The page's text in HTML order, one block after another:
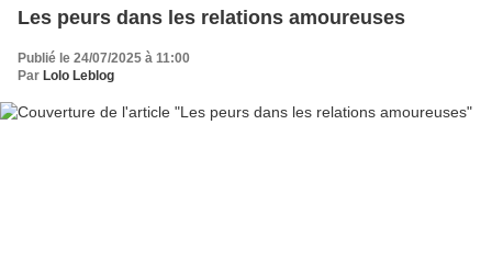
Les peurs dans les relations amoureuses
Publié le 24/07/2025 à 11:00
Par Lolo Leblog